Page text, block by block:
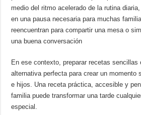
medio del ritmo acelerado de la rutina
en una pausa necesaria para muchas
reencuentran para compartir una mesa o
una buena conversación
En ese contexto, preparar recetas
alternativa perfecta para crear un momento
e hijos. Una receta práctica, accesible y
familia puede transformar una tarde
especial.